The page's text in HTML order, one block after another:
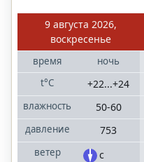
9 августа 2026,
воскресенье
время
t°C
влажность
давление
ветер
ночь
+22...+24
50-60
753
с